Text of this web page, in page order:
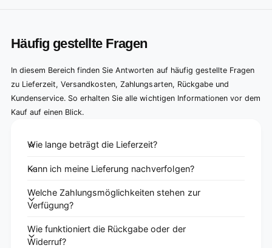
Häufig gestellte Fragen
In diesem Bereich finden Sie Antworten auf häufig gestellte Fragen
zu Lieferzeit, Versandkosten, Zahlungsarten, Rückgabe und
Kundenservice. So erhalten Sie alle wichtigen Informationen vor dem
Kauf auf einen Blick.
Wie lange beträgt die Lieferzeit?
Kann ich meine Lieferung nachverfolgen?
Welche Zahlungsmöglichkeiten stehen zur
Verfügung?
Wie funktioniert die Rückgabe oder der
Widerruf?